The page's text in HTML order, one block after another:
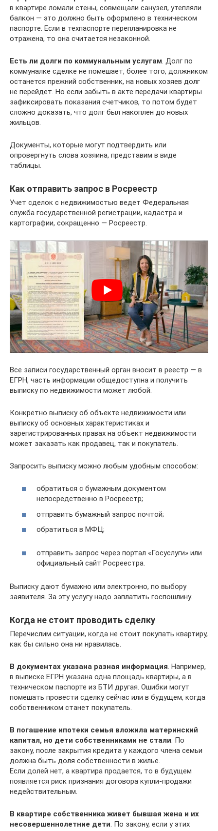
в квартире ломали стены, совмещали санузел, утепляли
балкон — это должно быть оформлено в техническом
паспорте. Если в техпаспорте перепланировка не
отражена, то она считается незаконной.
Есть ли долги по коммунальным услугам. Долг по
коммуналке сделке не помешает, более того, должником
останется прежний собственник, на новых хозяев долг
не перейдет. Но если забыть в акте передачи квартиры
зафиксировать показания счетчиков, то потом будет
сложно доказать, что долг был накоплен до новых
жильцов.
Документы, которые могут подтвердить или
опровергнуть слова хозяина, представим в виде
таблицы.
Как отправить запрос в Росреестр
Учет сделок с недвижимостью ведет Федеральная
служба государственной регистрации, кадастра и
картографии, сокращенно — Росреестр.
Все записи государственный орган вносит в реестр — в
ЕГРН, часть информации общедоступна и получить
выписку по недвижимости может любой.
Конкретно выписку об объекте недвижимости или
выписку об основных характеристиках и
зарегистрированных правах на объект недвижимости
может заказать как продавец, так и покупатель.
Запросить выписку можно любым удобным способом:
обратиться с бумажным документом
непосредственно в Росреестр;
отправить бумажный запрос почтой;
обратиться в МФЦ;
отправить запрос через портал «Госуслуги» или
официальный сайт Росреестра.
Выписку дают бумажно или электронно, по выбору
заявителя. За эту услугу надо заплатить госпошлину.
Когда не стоит проводить сделку
Перечислим ситуации, когда не стоит покупать квартиру,
как бы сильно она ни нравилась.
В документах указана разная информация. Например,
в выписке ЕГРН указана одна площадь квартиры, а в
техническом паспорте из БТИ другая. Ошибки могут
помешать провести сделку сейчас или в будущем, когда
собственником станет покупатель.
В погашение ипотеки семья вложила материнский
капитал, но дети собственниками не стали. По
закону, после закрытия кредита у каждого члена семьи
должна быть доля собственности в жилье.
Если долей нет, а квартира продается, то в будущем
появляется риск признания договора купли-продажи
недействительным.
В квартире собственника живет бывшая жена и их
несовершеннолетние дети. По закону, если у этих